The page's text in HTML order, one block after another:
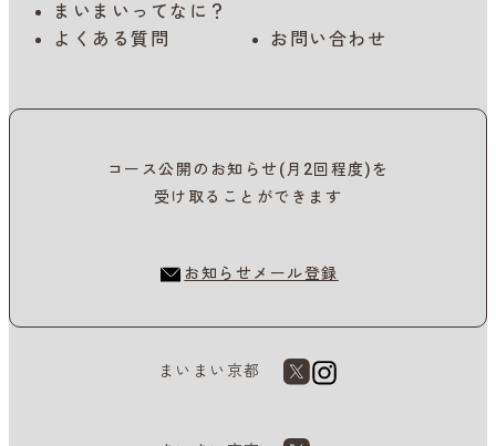
まいまいってなに？
よくある質問
お問い合わせ
コース公開のお知らせ(月2回程度)を
受け取ることができます
お知らせメール登録
まいまい京都